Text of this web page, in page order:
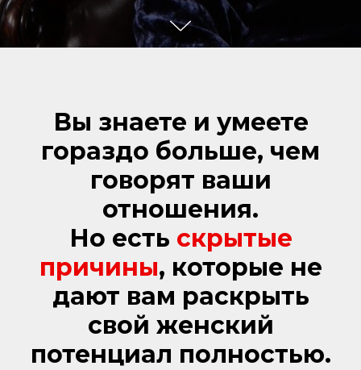
Вы знаете и умеете
гораздо больше, чем
говорят ваши
отношения.
Но есть скрытые
причины, которые не
дают вам раскрыть
свой женский
потенциал полностью.